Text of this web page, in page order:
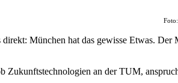
München hat das gewisse Etwas.
Zukunftstechnologien an der TUM,